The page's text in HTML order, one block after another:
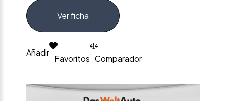
Ver ficha
Añadir
Favoritos Comparador